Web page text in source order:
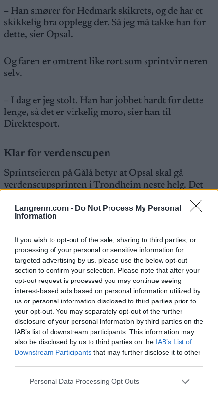
Langrenn.com - Do Not Process My Personal
Information
If you wish to opt-out of the sale, sharing to third parties, or
processing of your personal or sensitive information for
targeted advertising by us, please use the below opt-out
section to confirm your selection. Please note that after your
opt-out request is processed you may continue seeing
interest-based ads based on personal information utilized by
us or personal information disclosed to third parties prior to
your opt-out. You may separately opt-out of the further
disclosure of your personal information by third parties on the
IAB’s list of downstream participants. This information may
also be disclosed by us to third parties on the IAB’s List of
Downstream Participants that may further disclose it to other
Please note that this website/app uses one or more Google
Personal Data Processing Opt Outs
– Han smører for Hedmark skikrets, og de har et
skikkelig bra opplegg der. Så jeg må takke han for
dette, sier Opsal.
Og faren er omtrent like rørt som sprintvinneren
selv.
– I dag er jeg stolt. Han har jobbet hardt for dette
lenge, så det er virkelig moro, sier han til
Direktesport.
Klar for verdenscupen
Sprintseieren på Gålå betyr at Opsal skal gå
verdenscupsprinten i Trondheim neste helg. Det
Første gang var bysprinten i Drammen i 2023, der
han ble nummer 12.
To tideler bak de to som gjør opp om seieren følger
Lars Heggen, juniorverdensmesteren som nå har
gått over i voksenklassen.
Løft etter teambytte
Etter flere år på regionlaget Elon Innlandet,
bestemte Opsal seg for å gå å følge kjæresten over
til Team Konnerud. Samtidig flyttet han også til
Drammen, der de to nå har funnet seg godt til
rette.